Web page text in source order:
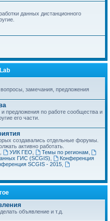
данных дистанционного
замечания, предложения
предложения по работе сообщества и
его части.
создавались отдельные форумы.
активно работать.
УИК ГЕО Темы по регионам
ГИС (SCGIS)
Конференция
SCGIS - 2015,
объявление и т.д.